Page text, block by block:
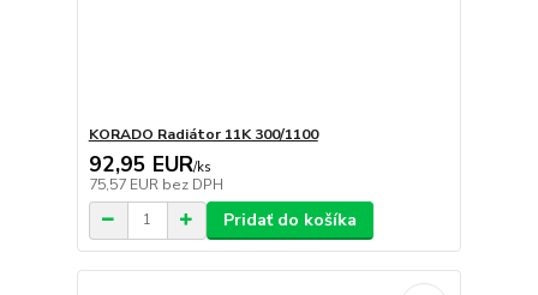
KORADO Radiátor 11K 300/1100
92,95 EUR/ks
75,57 EUR bez DPH
Pridať do košíka